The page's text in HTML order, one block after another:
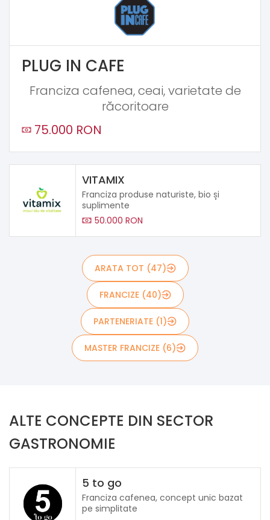
PLUG IN CAFE
Franciza cafenea, ceai, varietate de
răcoritoare
75.000 RON
VITAMIX
Franciza produse naturiste, bio și
suplimente
50.000 RON
ARATA TOT (47)
FRANCIZE (40)
PARTENERIATE (1)
MASTER FRANCIZE (6)
ALTE CONCEPTE DIN SECTOR
GASTRONOMIE
5 to go
Franciza cafenea, concept unic bazat
pe simplitate